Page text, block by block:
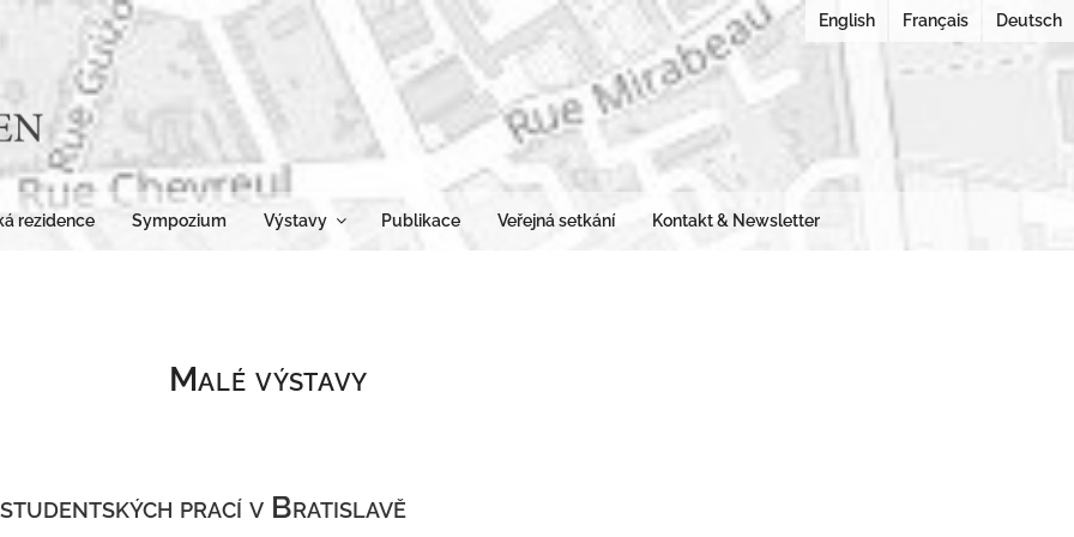
English Français Deutsch
RES URBANAE
Pohledy na města v rekonstrukci
rezidence Sympozium Výstavy Publikace Veřejná setkání Kontakt & Newsletter
Malé výstavy
prací v Bratislavě